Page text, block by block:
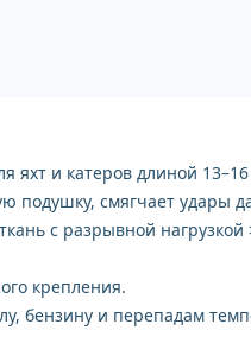
яхт и катеров длиной
смягчает удары
с разрывной нагрузкой
крепления.
бензину и перепадам